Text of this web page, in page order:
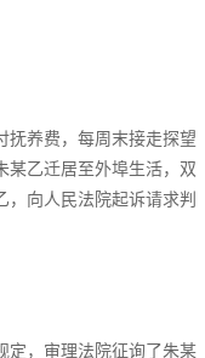
抚养费，每周末接走探望
某乙迁居至外埠生活，双
向人民法院起诉请求判
定，审理法院征询了朱某